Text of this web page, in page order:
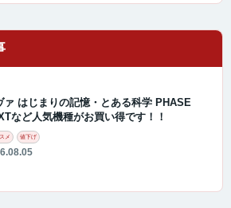
ァ はじまりの記憶・とある科学 PHASE
など人気機種がお買い得です！！
メ 値下げ